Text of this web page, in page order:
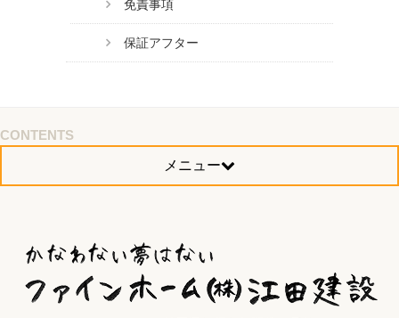
免責事項
保証アフター
CONTENTS
メニュー